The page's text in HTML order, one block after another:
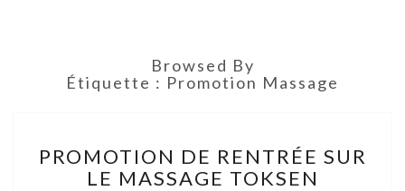
Browsed By
Étiquette : Promotion Massage
DE
RENTRÉE
PROMOTION DE RENTRÉE SUR
LE MASSAGE TOKSEN